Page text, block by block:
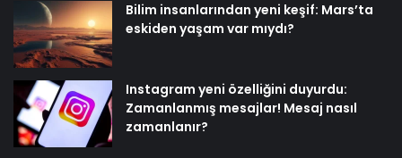
Bilim insanlarından yeni keşif: Mars’ta
eskiden yaşam var mıydı?
Instagram yeni özelliğini duyurdu:
Zamanlanmış mesajlar! Mesaj nasıl
zamanlanır?